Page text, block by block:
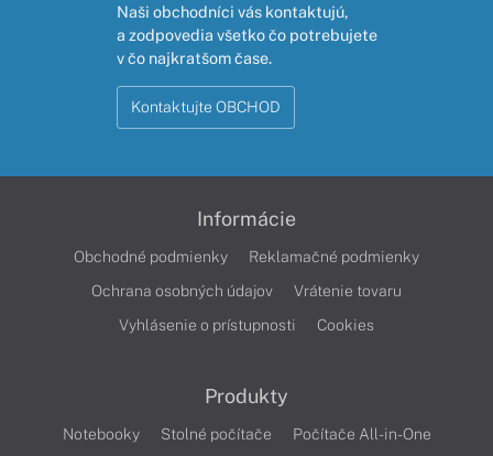
Naši obchodníci vás kontaktujú,
a zodpovedia všetko čo potrebujete
v čo najkratšom čase.
Kontaktujte OBCHOD
Informácie
Obchodné podmienky
Reklamačné podmienky
Ochrana osobných údajov
Vrátenie tovaru
Vyhlásenie o prístupnosti
Cookies
Produkty
Notebooky Stolné počítače
Počítače All-in-One